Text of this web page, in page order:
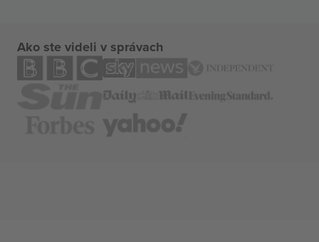
Ako ste videli v správach